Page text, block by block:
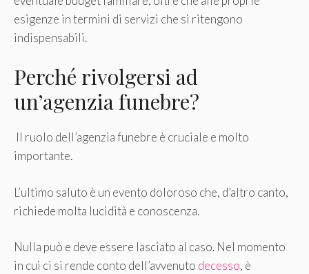
esigenze in termini di servizi che si ritengono
indispensabili.
Perché rivolgersi ad
un’agenzia funebre?
Il ruolo dell’agenzia funebre è cruciale e molto
importante.
L’ultimo saluto è un evento doloroso che, d’altro canto,
richiede molta lucidità e conoscenza.
Nulla può e deve essere lasciato al caso. Nel momento
in cui ci si rende conto dell’avvenuto decesso, è